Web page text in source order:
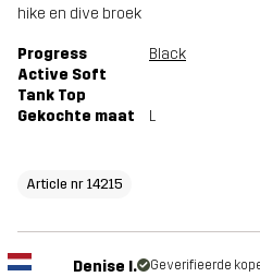
hike en dive broek
Progress
Active Soft
Tank Top
Black
Gekochte maat L
Article nr 14215
Denise l. Geverifieerde